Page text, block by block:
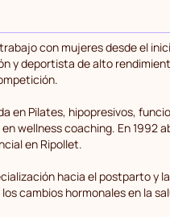
con mujeres desde el
y deportista de alto
en Pilates, hipopresivos,
wellness coaching. En 1992
en Ripollet.
hacia el postparto y
cambios hormonales en la